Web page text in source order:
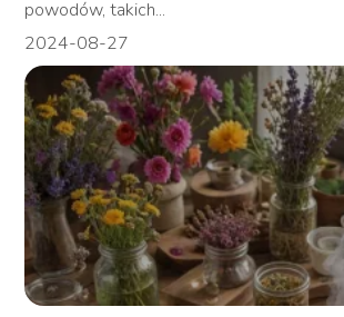
powodów, takich...
2024-08-27